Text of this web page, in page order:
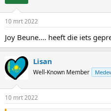
10 mrt 2022
Joy Beune.... heeft die iets
Lisan
Well-Known Member
10 mrt 2022